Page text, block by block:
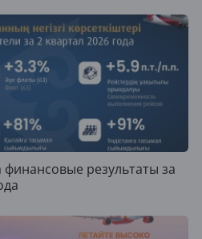
результаты за